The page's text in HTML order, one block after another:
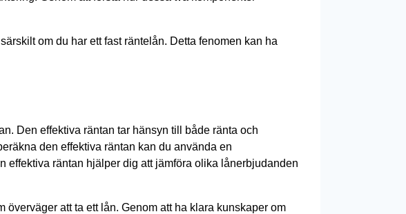
om du har ett fast räntelån. Detta fenomen kan ha
Den effektiva räntan tar hänsyn till både ränta och
den effektiva räntan kan du använda en
effektiva räntan hjälper dig att jämföra olika lånerbjudanden
att ta ett lån. Genom att ha klara kunskaper om